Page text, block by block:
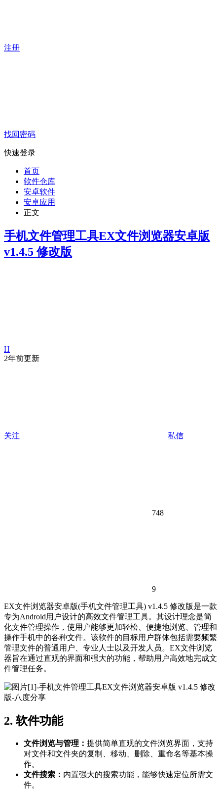
注册
找回密码
快速登录
首页
软件仓库
安卓软件
安卓应用
正文
手机文件管理工具EX文件浏览器安卓版
v1.4.5 修改版
H
2年前更新
关注 私信
748
9
EX文件浏览器安卓版(手机文件管理工具) v1.4.5 修改版是一款
专为Android用户设计的高效文件管理工具。其设计理念是简
化文件管理操作，使用户能够更加轻松、便捷地浏览、管理和
操作手机中的各种文件。该软件的目标用户群体包括需要频繁
管理文件的普通用户、专业人士以及开发人员。EX文件浏览
器旨在通过直观的界面和强大的功能，帮助用户高效地完成文
件管理任务。
2. 软件功能
文件浏览与管理： 提供简单直观的文件浏览界面，支持
对文件和文件夹的复制、移动、删除、重命名等基本操
作。
文件搜索： 内置强大的搜索功能，能够快速定位所需文
件。